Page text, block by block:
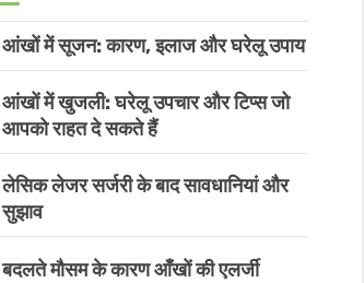
आंखों में सूजन: कारण, इलाज और घरेलू उपाय
आंखों में खुजली: घरेलू उपचार और टिप्स जो
आपको राहत दे सकते हैं
लेसिक लेजर सर्जरी के बाद सावधानियां और
सुझाव
बदलते मौसम के कारण आँखों की एलर्जी